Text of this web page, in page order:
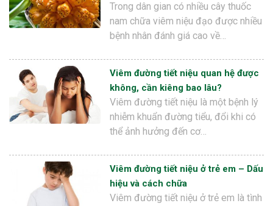
Trong dân gian có nhiều cây thuốc
nam chữa viêm niệu đạo được nhiều
bệnh nhân đánh giá cao về…
Viêm đường tiết niệu quan hệ được
không, cần kiêng bao lâu?
Viêm đường tiết niệu là một bệnh lý
nhiễm khuẩn đường tiểu, đổi khi có
thể ảnh hưởng đến cơ…
Viêm đường tiết niệu ở trẻ em – Dấu
hiệu và cách chữa
Viêm đường tiết niệu ở trẻ em là tình